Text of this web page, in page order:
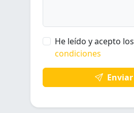
He leído y acepto los
condiciones
Enviar